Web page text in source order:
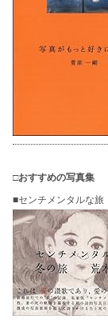
□おすすめの写真集
■センチメンタルな